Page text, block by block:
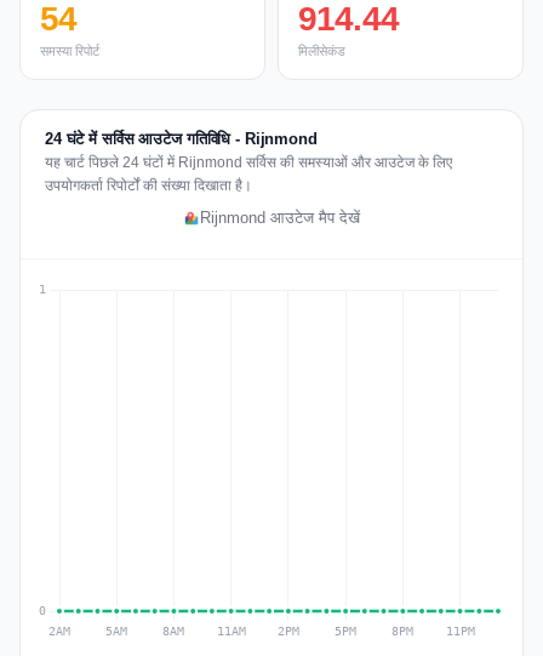
54
समस्या रिपोर्ट
914.44
मिलीसेकंड
24 घंटे में सर्विस आउटेज गतिविधि - Rijnmond
यह चार्ट पिछले 24 घंटों में Rijnmond सर्विस की समस्याओं और आउटेज के लिए
उपयोगकर्ता रिपोर्टों की संख्या दिखाता है।
Rijnmond आउटेज मैप देखें